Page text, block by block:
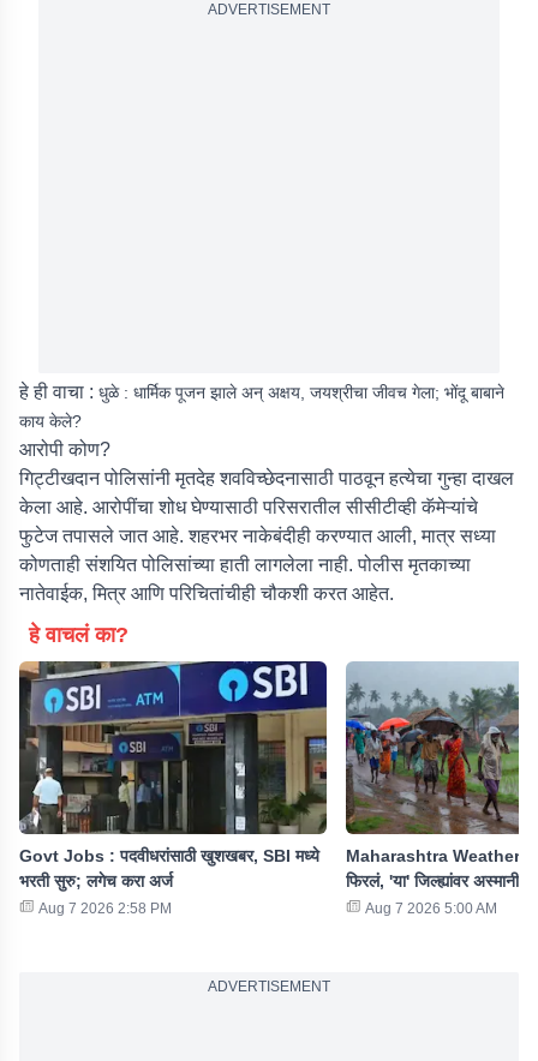
ADVERTISEMENT
हे ही वाचा : धुळे : धार्मिक पूजन झाले अन् अक्षय, जयश्रीचा जीवच गेला; भोंदू बाबाने
काय केले?
आरोपी कोण?
गिट्टीखदान पोलिसांनी मृतदेह शवविच्छेदनासाठी पाठवून हत्येचा गुन्हा दाखल
केला आहे. आरोपींचा शोध घेण्यासाठी परिसरातील सीसीटीव्ही कॅमेऱ्यांचे
फुटेज तपासले जात आहे. शहरभर नाकेबंदीही करण्यात आली, मात्र सध्या
कोणताही संशयित पोलिसांच्या हाती लागलेला नाही. पोलीस मृतकाच्या
नातेवाईक, मित्र आणि परिचितांचीही चौकशी करत आहेत.
हे वाचलं का?
Govt Jobs : पदवीधरांसाठी खुशखबर, SBI मध्ये
भरती सुरु; लगेच करा अर्ज
Aug 7 2026 2:58 PM
Maharashtra Weather :
फिरलं, 'या' जिल्ह्यांवर अस्मानी
Aug 7 2026 5:00 AM
ADVERTISEMENT